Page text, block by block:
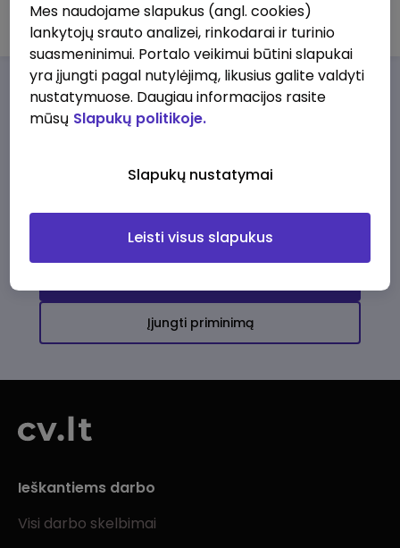
UAB Kovera
Darbo pasiūlymaiApie musPrivalumai
darbo pasiūlymų
Įjungti priminimą
Ieškantiems darbo
Visi darbo skelbimai
Mes naudojame slapukus (angl. cookies)
lankytojų srauto analizei, rinkodarai ir turinio
suasmeninimui. Portalo veikimui būtini slapukai
yra įjungti pagal nutylėjimą, likusius galite valdyti
nustatymuose. Daugiau informacijos rasite
mūsų Slapukų politikoje.
Slapukų nustatymai
Leisti visus slapukus